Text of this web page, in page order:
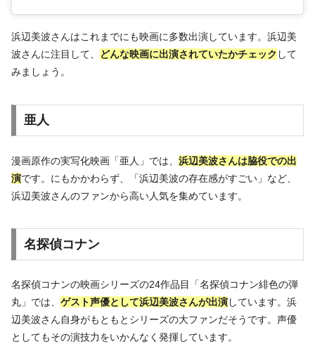
浜辺美波さんはこれまでにも映画に多数出演しています。浜辺美
波さんに注目して、
どんな映画に出演されていたかチェック して
みましょう。
亜人
漫画原作の実写化映画「亜人」では、 浜辺美波さんは脇役での出
演です。にもかかわらず、「浜辺美波の存在感がすごい」など、
浜辺美波さんのファンから高い人気を集めています。
名探偵コナン
名探偵コナンの映画シリーズの24作品目「名探偵コナン緋色の弾
丸」では、 ゲスト声優として浜辺美波さんが出演しています。浜
辺美波さん自身がもともとシリーズの大ファンだそうです。声優
としてもその演技力をいかんなく発揮しています。